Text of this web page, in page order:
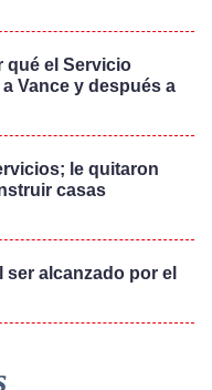
qué el Servicio
Vance y después a
le quitaron
casas
ser alcanzado por el